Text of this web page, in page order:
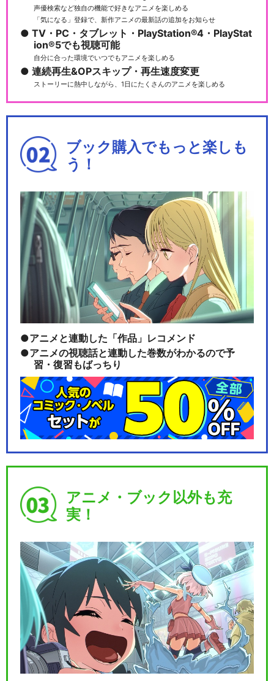
声優検索など独自の機能で好きなアニメを楽しめる
「気になる」登録で、新作アニメの最新話の追加をお知らせ
TV・PC・タブレット・PlayStation®4・PlayStat
ion®5でも視聴可能
自分に合った環境でいつでもアニメを楽しめる
連続再生&OPスキップ・再生速度変更
ストーリーに熱中しながら、1日にたくさんのアニメを楽しめる
ブック購入でもっと楽しも
う！
アニメと連動した「作品」レコメンド
アニメの視聴話と連動した巻数がわかるので予
習・復習もばっちり
アニメ・ブック以外も充
実！